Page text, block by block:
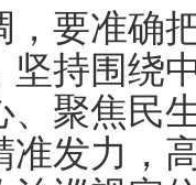
要准确把
坚持围绕
、聚焦民
准发力，